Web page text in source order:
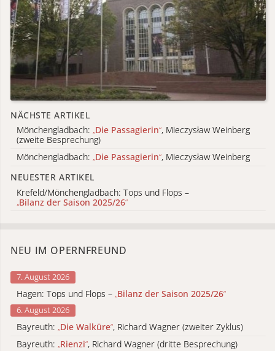
NÄCHSTE ARTIKEL
Mönchengladbach: „Die Passagierin“, Mieczysław Weinberg
(zweite Besprechung)
Mönchengladbach: „Die Passagierin“, Mieczysław Weinberg
NEUESTER ARTIKEL
Krefeld/Mönchengladbach: Tops und Flops –
„Bilanz der Saison 2025/26“
NEU IM OPERNFREUND
7. August 2026
Hagen: Tops und Flops – „Bilanz der Saison 2025/26“
6. August 2026
Bayreuth: „Die Walküre“, Richard Wagner (zweiter Zyklus)
Bayreuth: „Rienzi“, Richard Wagner (dritte Besprechung)